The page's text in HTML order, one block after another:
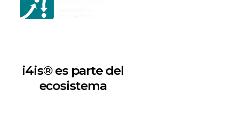
i4is® es parte del
ecosistema